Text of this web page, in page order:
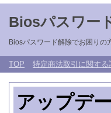
Biosパスワー
Biosパスワード解除でお困り
TOP 特定商法取引に関する
アップデ